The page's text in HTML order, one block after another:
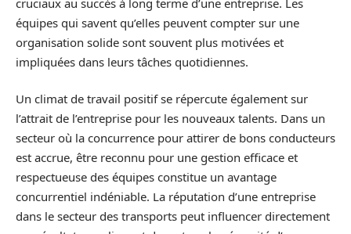
équipes qui savent qu’elles peuvent compter sur une
organisation solide sont souvent plus motivées et
impliquées dans leurs tâches quotidiennes.
Un climat de travail positif se répercute également sur
l’attrait de l’entreprise pour les nouveaux talents. Dans un
secteur où la concurrence pour attirer de bons conducteurs
est accrue, être reconnu pour une gestion efficace et
respectueuse des équipes constitue un avantage
concurrentiel indéniable. La réputation d’une entreprise
dans le secteur des transports peut influencer directement